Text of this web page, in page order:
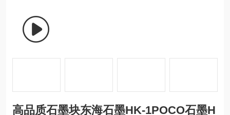
高品质石墨块东海石墨HK-1POCO石墨H